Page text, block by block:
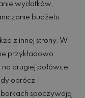
wydatków,
budżetu.
z innej strony. W
przykładowo
drugiej połówce
oprócz
spoczywają